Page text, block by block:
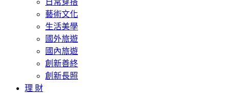
日常穿搭
藝術文化
生活美學
國外旅遊
國內旅遊
創新善終
創新長照
理 財